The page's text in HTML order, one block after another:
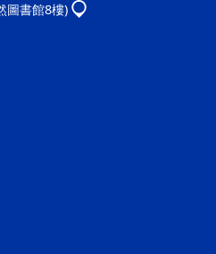
圖書館8樓)